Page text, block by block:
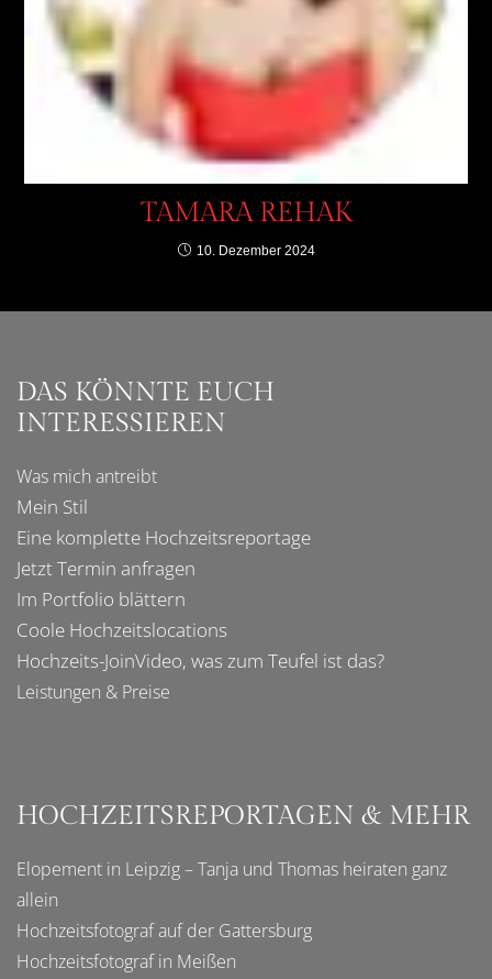
TAMARA REHAK
10. Dezember 2024
DAS KÖNNTE EUCH
INTERESSIEREN
Was mich antreibt
Mein Stil
Eine komplette Hochzeitsreportage
Jetzt Termin anfragen
Im Portfolio blättern
Coole Hochzeitslocations
Hochzeits-JoinVideo, was zum Teufel ist das?
Leistungen & Preise
HOCHZEITSREPORTAGEN & MEHR
Elopement in Leipzig – Tanja und Thomas heiraten ganz
allein
Hochzeitsfotograf auf der Gattersburg
Hochzeitsfotograf in Meißen